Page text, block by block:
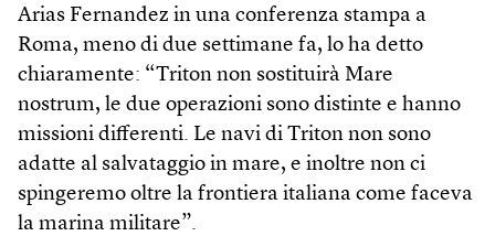
Arias Fernandez in una conferenza stampa a
Roma, meno di due settimane fa, lo ha detto
chiaramente: “Triton non sostituirà Mare
nostrum, le due operazioni sono distinte e hanno
missioni differenti. Le navi di Triton non sono
adatte al salvataggio in mare, e inoltre non ci
spingeremo oltre la frontiera italiana come faceva
la marina militare”.